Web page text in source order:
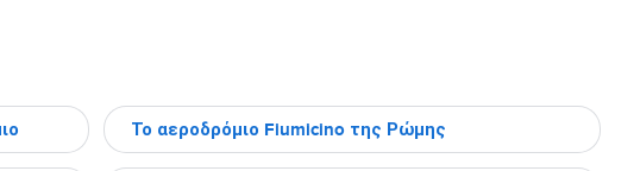
Το αεροδρόμιο Fiumicino της Ρώμης